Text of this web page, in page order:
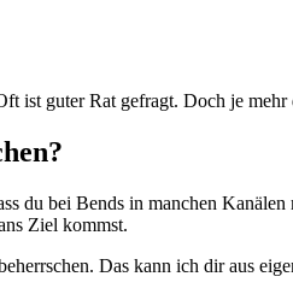
ist guter Rat gefragt. Doch je mehr
du bei Bends in manchen
Ziel kommst.
Das kann ich dir aus